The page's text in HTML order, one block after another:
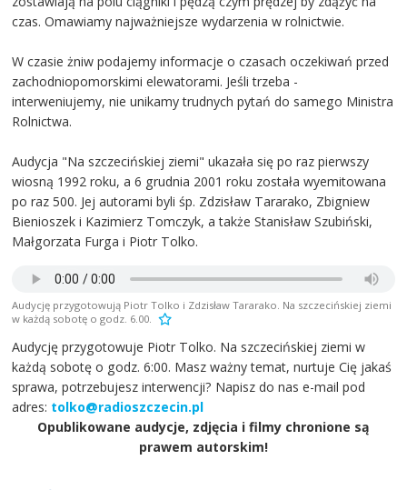
czas. Omawiamy najważniejsze wydarzenia w rolnictwie.
W czasie żniw podajemy informacje o czasach oczekiwań przed
zachodniopomorskimi elewatorami. Jeśli trzeba -
interweniujemy, nie unikamy trudnych pytań do samego Ministra
Rolnictwa.
Audycja "Na szczecińskiej ziemi" ukazała się po raz pierwszy
wiosną 1992 roku, a 6 grudnia 2001 roku została wyemitowana
po raz 500. Jej autorami byli śp. Zdzisław Tararako, Zbigniew
Bienioszek i Kazimierz Tomczyk, a także Stanisław Szubiński,
Małgorzata Furga i Piotr Tolko.
Audycję przygotowują Piotr Tolko i Zdzisław Tararako. Na szczecińskiej ziemi
w każdą sobotę o godz. 6.00.
Audycję przygotowuje Piotr Tolko. Na szczecińskiej ziemi w
każdą sobotę o godz. 6:00. Masz ważny temat, nurtuje Cię jakaś
sprawa, potrzebujesz interwencji? Napisz do nas e-mail pod
adres: tolko@radioszczecin.pl
Opublikowane audycje, zdjęcia i filmy chronione są
prawem autorskim!